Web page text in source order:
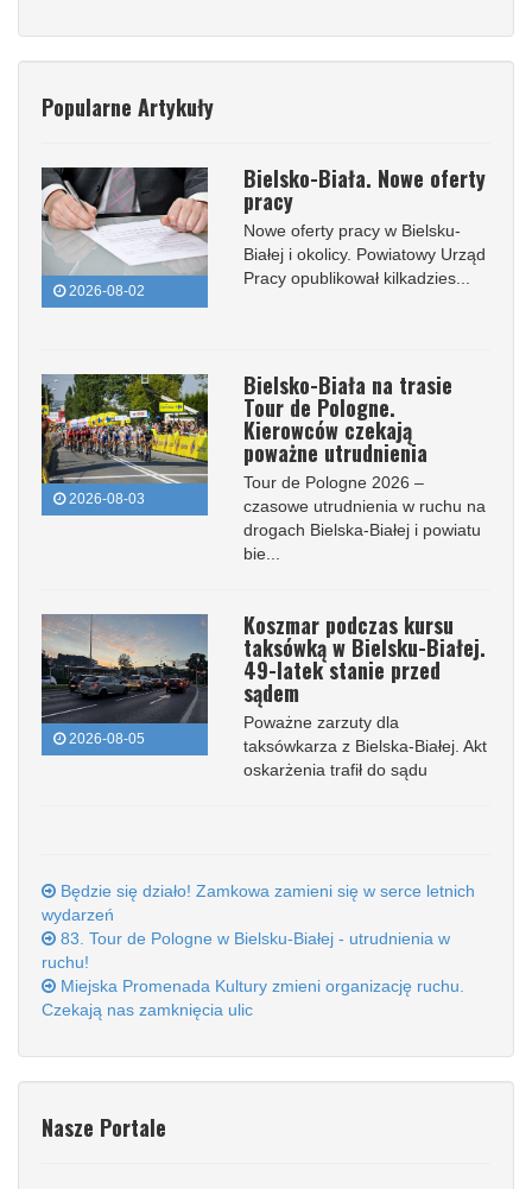
Popularne Artykuły
2026-08-02
Bielsko-Biała. Nowe oferty
pracy
Nowe oferty pracy w Bielsku-
Białej i okolicy. Powiatowy Urząd
Pracy opublikował kilkadzies...
2026-08-03
Bielsko-Biała na trasie
Tour de Pologne.
Kierowców czekają
poważne utrudnienia
Tour de Pologne 2026 –
czasowe utrudnienia w ruchu na
drogach Bielska-Białej i powiatu
bie...
2026-08-05
Koszmar podczas kursu
taksówką w Bielsku-Białej.
49-latek stanie przed
sądem
Poważne zarzuty dla
taksówkarza z Bielska-Białej. Akt
oskarżenia trafił do sądu
Będzie się działo! Zamkowa zamieni się w serce letnich
wydarzeń
83. Tour de Pologne w Bielsku-Białej - utrudnienia w
ruchu!
Miejska Promenada Kultury zmieni organizację ruchu.
Czekają nas zamknięcia ulic
Nasze Portale